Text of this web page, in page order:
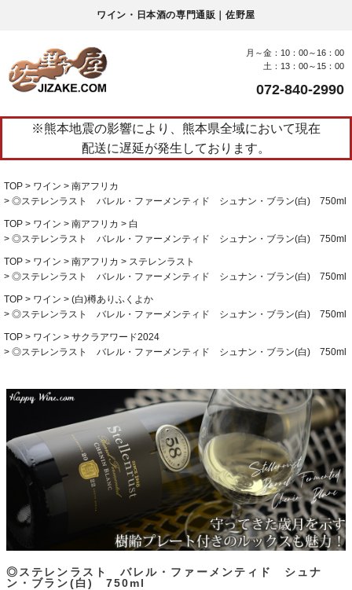
ワイン・日本酒の専門通販｜佐野屋
月～金：10：00～16：00
土：13：00～15：00
072-840-2990
※熊本地震の影響により、熊本県全域において現在
配送に遅延が発生しております。
TOP ワイン
南アフリカ
◎ステレンラスト バレル・ファーメンティド シュナン・ブラン(白) 750ml
TOP ワイン 南アフリカ
白
◎ステレンラスト バレル・ファーメンティド シュナン・ブラン(白) 750ml
TOP ワイン 南アフリカ
ステレンラスト
◎ステレンラスト バレル・ファーメンティド シュナン・ブラン(白) 750ml
TOP ワイン
(白)樽ありふくよか
◎ステレンラスト バレル・ファーメンティド シュナン・ブラン(白) 750ml
TOP ワイン
サクラアワード2024
◎ステレンラスト バレル・ファーメンティド シュナン・ブラン(白) 750ml
◎ステレンラスト バレル・ファーメンティド シュナ
ン・ブラン(白) 750ml